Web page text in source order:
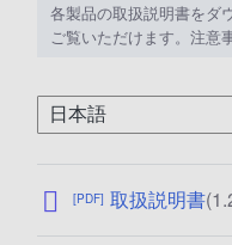
各製品の取扱説明書をダ
ご覧いただけます。注意
[PDF] 取扱説明書